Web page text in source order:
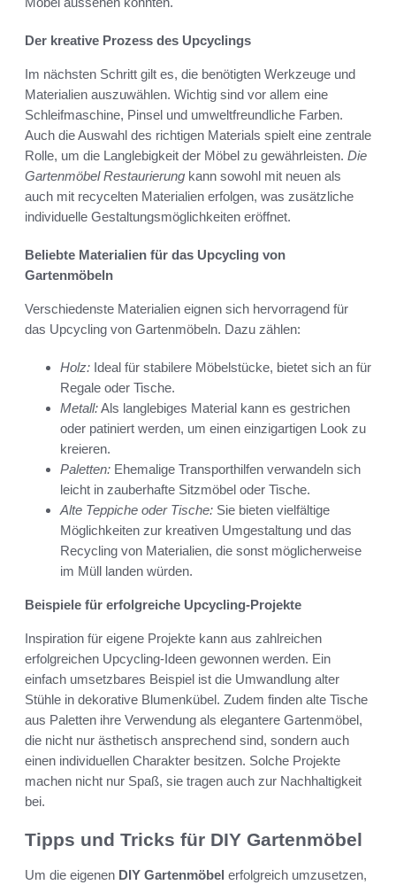
Der kreative Prozess des Upcyclings
Im nächsten Schritt gilt es, die benötigten Werkzeuge und
Materialien auszuwählen. Wichtig sind vor allem eine
Schleifmaschine, Pinsel und umweltfreundliche Farben.
Auch die Auswahl des richtigen Materials spielt eine zentrale
Rolle, um die Langlebigkeit der Möbel zu gewährleisten. Die
Gartenmöbel Restaurierung kann sowohl mit neuen als
auch mit recycelten Materialien erfolgen, was zusätzliche
individuelle Gestaltungsmöglichkeiten eröffnet.
Beliebte Materialien für das Upcycling von
Gartenmöbeln
Verschiedenste Materialien eignen sich hervorragend für
das Upcycling von Gartenmöbeln. Dazu zählen:
Holz: Ideal für stabilere Möbelstücke, bietet sich an für
Regale oder Tische.
Metall:Als langlebiges Material kann es gestrichen
oder patiniert werden, um einen einzigartigen Look zu
kreieren.
Paletten: Ehemalige Transporthilfen verwandeln sich
leicht in zauberhafte Sitzmöbel oder Tische.
Alte Teppiche oder Tische: Sie bieten vielfältige
Möglichkeiten zur kreativen Umgestaltung und das
Recycling von Materialien, die sonst möglicherweise
im Müll landen würden.
Beispiele für erfolgreiche Upcycling-Projekte
Inspiration für eigene Projekte kann aus zahlreichen
erfolgreichen Upcycling-Ideen gewonnen werden. Ein
einfach umsetzbares Beispiel ist die Umwandlung alter
Stühle in dekorative Blumenkübel. Zudem finden alte Tische
aus Paletten ihre Verwendung als elegantere Gartenmöbel,
die nicht nur ästhetisch ansprechend sind, sondern auch
einen individuellen Charakter besitzen. Solche Projekte
machen nicht nur Spaß, sie tragen auch zur Nachhaltigkeit
bei.
Tipps und Tricks für DIY Gartenmöbel
Um die eigenen DIY Gartenmöbel erfolgreich umzusetzen,